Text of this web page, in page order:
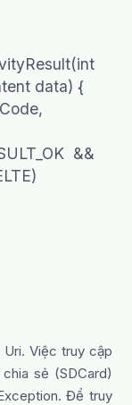
data) {
&&
Việc truy cập
sẻ (SDCard)
Để truy